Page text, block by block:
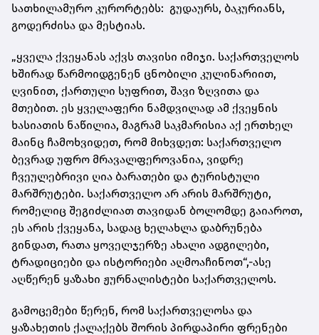
სათხილამურო კურორტებს: გუდაურს, ბაკურიანს,
გოდერძისა და მესტიას.
„ყველა ქვეყანას აქვს თავისი იმიჯი. საქართველოს
ხშირად წარმოიდგენენ ცნობილი კულინარიით,
ღვინით, ქართული სუფრით, შავი ზღვითა და
მთებით. ეს ყველაფერი ნამდვილად ამ ქვეყნის
ხასიათის ნაწილია, მაგრამ საკმარისია აქ ერთხელ
მაინც ჩამოხვიდეთ, რომ მიხვდეთ: საქართველო
ბევრად უფრო მრავალფეროვანია, ვიდრე
ჩვეულებრივი ღია ბარათები და ტურისტული
მარშრუტები. საქართველო არ არის მარშრუტი,
რომელიც შეგიძლიათ თავიდან ბოლომდე გაიაროთ,
ეს არის ქვეყანა, სადაც ხელახლა დაბრუნება
გინდათ, რათა ყოველჯერზე ახალი ადგილები,
ტრადიციები და ისტორიები აღმოაჩინოთ“,-ასე
აღწერენ ყაზახი ჟურნალისტები საქართველოს.
გამოცემები წერენ, რომ საქართველოსა და
ყაზახეთის ქალაქებს შორის პირდაპირი ფრენები